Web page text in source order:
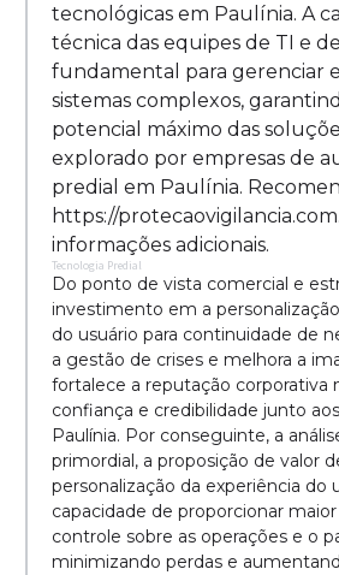
tecnológicas em Paulínia. A
técnica das equipes de TI e
fundamental para gerenciar
sistemas complexos,
potencial máximo das
explorado por empresas de
predial em Paulínia.
https://
informações adicionais.
Tecnologia Predial
Do ponto de vista comercial e
investimento em a
do usuário para continuidade de
a gestão de crises e melhora a
fortalece a reputação corporativa
confiança e credibilidade junto
Paulínia. Por conseguinte, a
primordial, a proposição de valor
personalização da experiência do
capacidade de proporcionar
controle sobre as operações e o
minimizando perdas e